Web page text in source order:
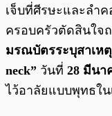
เจ็บที่ศีรษะและลำ
ครอบครัวตัดสินใจ
มรณบัตรระบุสาเหตุ
neck” วันที่ 28 มีนา
ไว้อาลัยแบบพุทธใ